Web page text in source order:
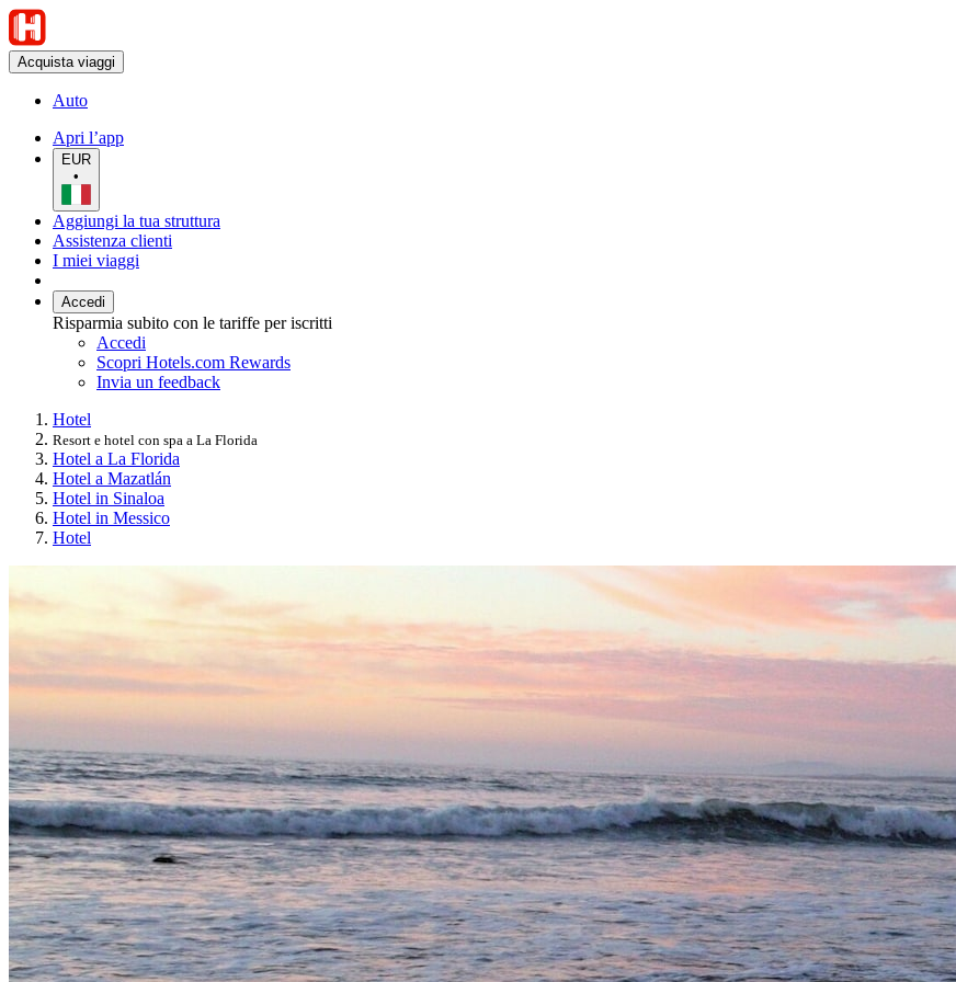
Acquista viaggi
Auto
Apri l’app
EUR
•
Aggiungi la tua struttura
Assistenza clienti
I miei viaggi
Accedi
Risparmia subito con le tariffe per iscritti
Accedi
Scopri Hotels.com Rewards
Invia un feedback
Hotel
Resort e hotel con spa a La Florida
Hotel a La Florida
Hotel a Mazatlán
Hotel in Sinaloa
Hotel in Messico
Hotel